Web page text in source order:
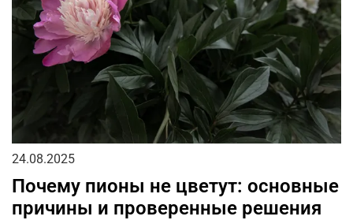
24.08.2025
Почему пионы не цветут: основные
причины и проверенные решения